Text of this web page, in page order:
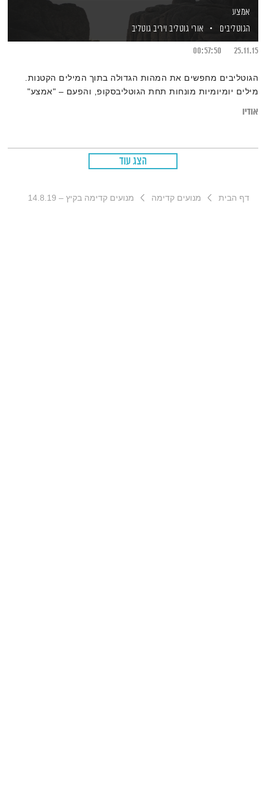
אמצע
הגוטליבים
אורי גוטליב ויריב גוטליב
25.11.15
00:57:50
הגוטליבים מחפשים את המהות הגדולה בתוך המילים הקטנות.
מילים יומיומיות מונחות תחת הגוטליבסקופ, והפעם – "אמצע"
אודיו
הצג עוד
דף הבית מנועים קדימה מנועים קדימה בקיץ – 14.8.19